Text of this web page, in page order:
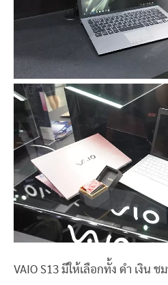
VAIO S13 มีให้เลือกทั้ง ดำ เงิน